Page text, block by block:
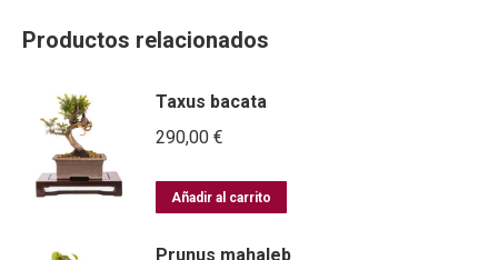
Productos relacionados
Taxus bacata
290,00 €
Añadir al carrito
Prunus mahaleb